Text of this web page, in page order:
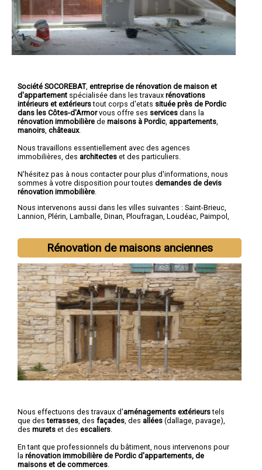
Société SOCOREBAT, entreprise de rénovation de maison et
d'appartement spécialisée dans les travaux rénovations
intérieurs et extérieurstout corps d'etats située près de Pordic
dans les Côtes-d'Armorvous offre ses services dans la
rénovation immobilière de maisons à Pordic appartements
manoirs châteaux.
Nous travaillons essentiellement avec des agences
immobilières, des architectes et des particuliers.
N'hésitez pas à nous contacter pour plus d'informations, nous
sommes à votre disposition pour toutes demandes de devis
rénovation immobilière
Nous intervenons aussi dans les villes suivantes : Saint-Brieuc,
Lannion, Plérin, Lamballe, Dinan, Ploufragan, Loudéac, Paimpol ,
Rénovation de maisons anciennes
Nous effectuons des travaux d'aménagements extérieurstels
que desterrasses , des façades , des allées (dallage, pavage),
des murets et des escaliers
En tant que professionnels du bâtiment, nous intervenons pour
la rénovation immobilière de Pordic d'appartements, de
maisons et de commerces